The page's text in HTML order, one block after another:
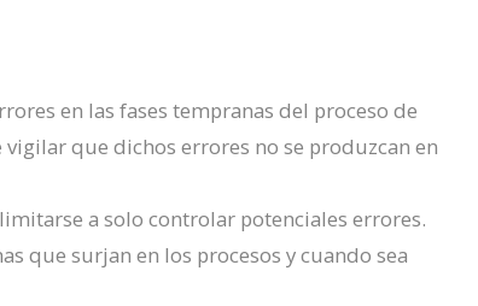
en las fases tempranas del proceso de
que dichos errores no se produzcan en
a solo controlar potenciales errores.
que surjan en los procesos y cuando sea